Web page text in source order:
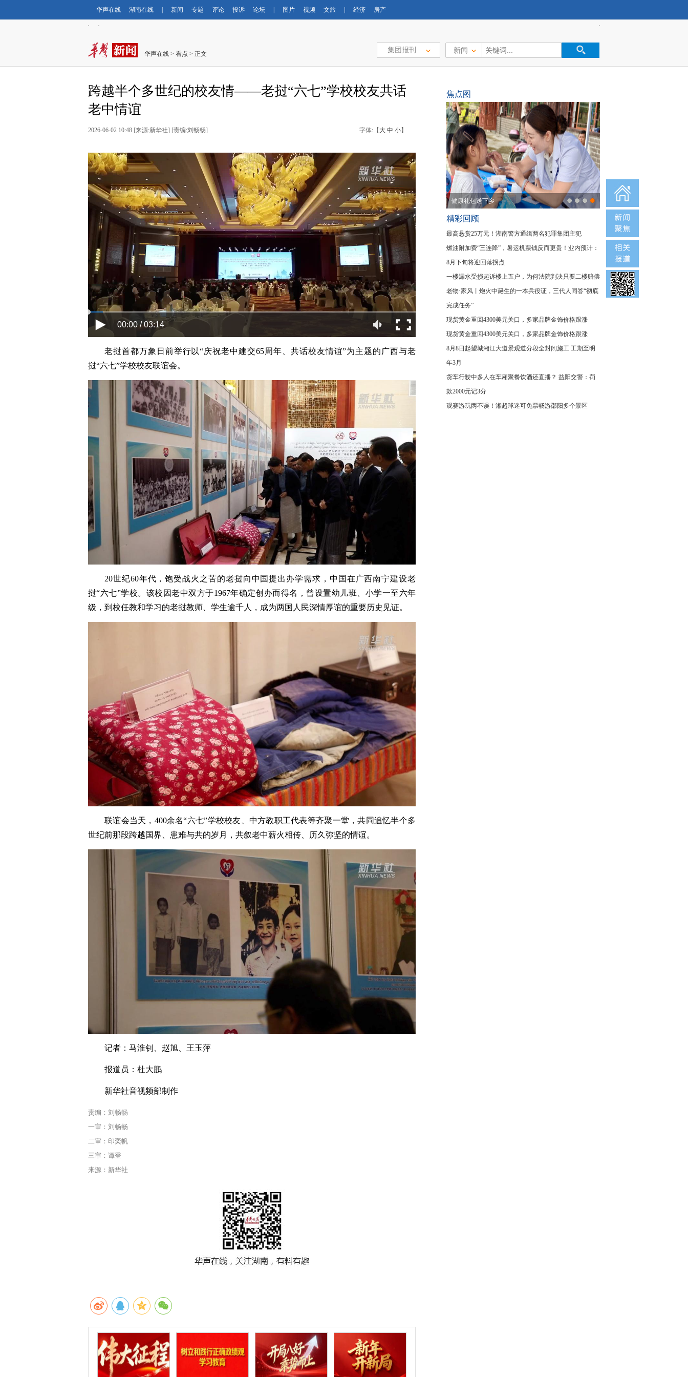
华声在线 湖南在线 新闻 专题 评论 投诉 论坛 图片 视频 文旅 经济 房产
华声在线 > 看点 > 正文 新闻
集团报刊
跨越半个多世纪的校友情——老挝“六七”学校校友共话
老中情谊
2026-06-02 10:48 [来源:新华社] [责编:刘畅畅] 字体:【 大 中 小】
00:00 / 03:14
老挝首都万象日前举行以“庆祝老中建交65周年、共话校友情谊”为主题的广西与老
挝“六七”学校校友联谊会。
20世纪60年代，饱受战火之苦的老挝向中国提出办学需求，中国在广西南宁建设老
挝“六七”学校。该校因老中双方于1967年确定创办而得名，曾设置幼儿班、小学一至六年
级，到校任教和学习的老挝教师、学生逾千人，成为两国人民深情厚谊的重要历史见证。
联谊会当天，400余名“六七”学校校友、中方教职工代表等齐聚一堂，共同追忆半个多
世纪前那段跨越国界、患难与共的岁月，共叙老中薪火相传、历久弥坚的情谊。
记者：马淮钊、赵旭、王玉萍
报道员：杜大鹏
新华社音视频部制作
责编：刘畅畅
一审：刘畅畅
二审：印奕帆
三审：谭登
来源：新华社
焦点图
健康礼包送下乡
精彩回顾
最高悬赏25万元！湖南警方通缉两名犯罪集团主犯
燃油附加费“三连降”，暑运机票钱反而更贵！业内预计：
8月下旬将迎回落拐点
一楼漏水受损起诉楼上五户，为何法院判决只要二楼赔偿
老物·家风丨炮火中诞生的一本兵役证，三代人同答“彻底
完成任务”
现货黄金重回4300美元关口，多家品牌金饰价格跟涨
现货黄金重回4300美元关口，多家品牌金饰价格跟涨
8月8日起望城湘江大道景观道分段全封闭施工 工期至明
年3月
货车行驶中多人在车厢聚餐饮酒还直播？ 益阳交警：罚
款2000元记3分
观赛游玩两不误！湘超球迷可免票畅游邵阳多个景区